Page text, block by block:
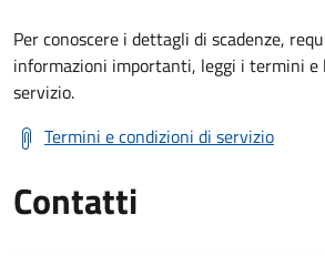
Per conoscere i dettagli di scadenze,
informazioni importanti, leggi i termini e
servizio.
Termini e condizioni di servizio
Contatti